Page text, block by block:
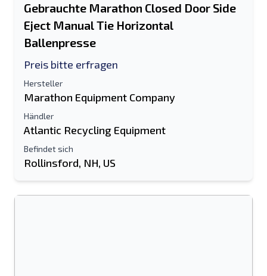
Gebrauchte Marathon Closed Door Side
Eject Manual Tie Horizontal
Ballenpresse
Preis bitte erfragen
Hersteller
Marathon Equipment Company
Händler
Atlantic Recycling Equipment
Befindet sich
Rollinsford, NH, US